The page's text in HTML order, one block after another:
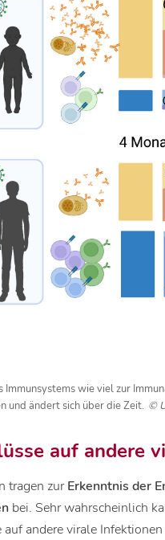
Immunsystems wie viel zur
und ändert sich über die Zeit. ©
auf andere
tragen zurErkenntnis der
bei. Sehr wahrscheinlich
auf andere virale